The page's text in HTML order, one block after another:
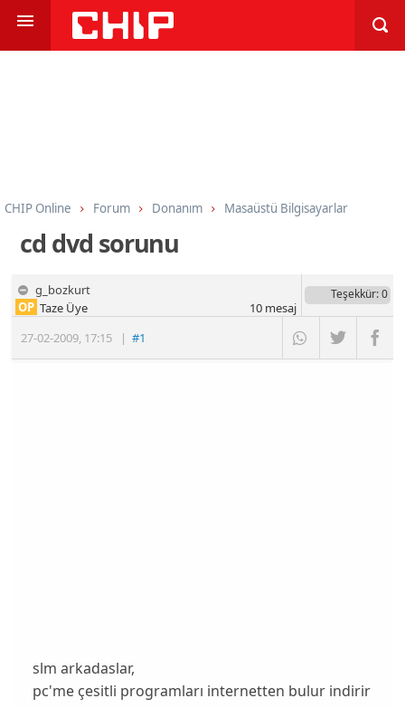
CHIP Online Forum Donanım Masaüstü Bilgisayarlar
cd dvd sorunu
g_bozkurt
27-02-2009, 17:15 |#1
OP Taze Üye
Teşekkür: 0
10mesaj
slm arkadaslar,
pc'me çesitli programları internetten bulur indirir